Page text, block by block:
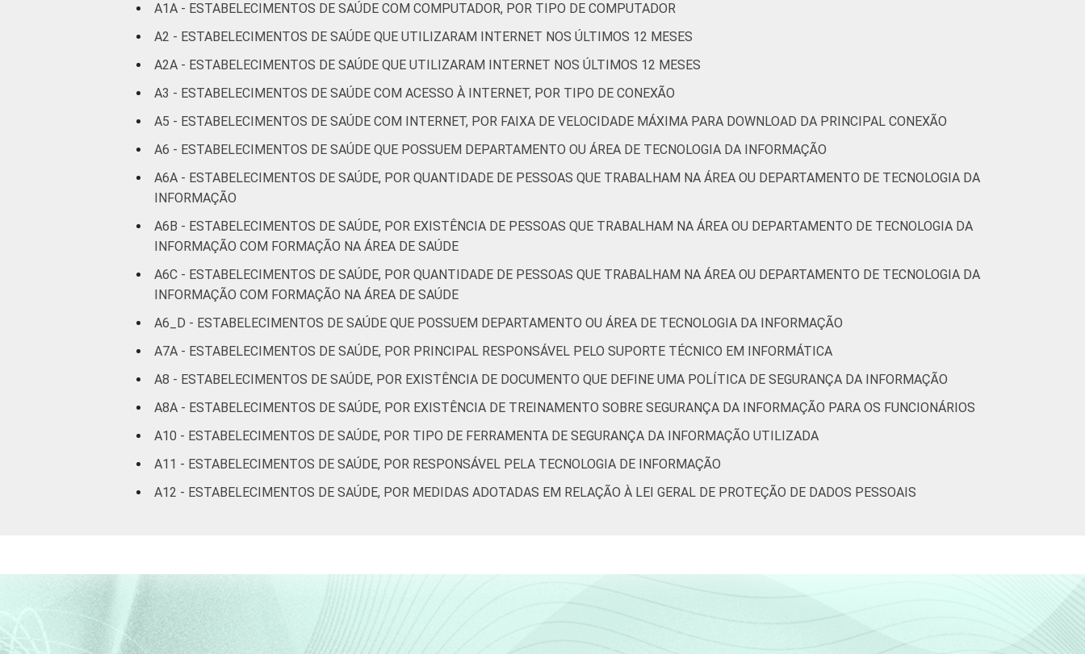
A1A - ESTABELECIMENTOS DE SAÚDE COM COMPUTADOR, POR TIPO DE COMPUTADOR
A2 - ESTABELECIMENTOS DE SAÚDE QUE UTILIZARAM INTERNET NOS ÚLTIMOS 12 MESES
A2A - ESTABELECIMENTOS DE SAÚDE QUE UTILIZARAM INTERNET NOS ÚLTIMOS 12 MESES
A3 - ESTABELECIMENTOS DE SAÚDE COM ACESSO À INTERNET, POR TIPO DE CONEXÃO
A5 - ESTABELECIMENTOS DE SAÚDE COM INTERNET, POR FAIXA DE VELOCIDADE MÁXIMA PARA DOWNLOAD DA PRINCIPAL CONEXÃO
A6 - ESTABELECIMENTOS DE SAÚDE QUE POSSUEM DEPARTAMENTO OU ÁREA DE TECNOLOGIA DA INFORMAÇÃO
A6A - ESTABELECIMENTOS DE SAÚDE, POR QUANTIDADE DE PESSOAS QUE TRABALHAM NA ÁREA OU DEPARTAMENTO DE TECNOLOGIA DA
INFORMAÇÃO
A6B - ESTABELECIMENTOS DE SAÚDE, POR EXISTÊNCIA DE PESSOAS QUE TRABALHAM NA ÁREA OU DEPARTAMENTO DE TECNOLOGIA DA
INFORMAÇÃO COM FORMAÇÃO NA ÁREA DE SAÚDE
A6C - ESTABELECIMENTOS DE SAÚDE, POR QUANTIDADE DE PESSOAS QUE TRABALHAM NA ÁREA OU DEPARTAMENTO DE TECNOLOGIA DA
INFORMAÇÃO COM FORMAÇÃO NA ÁREA DE SAÚDE
A6_D - ESTABELECIMENTOS DE SAÚDE QUE POSSUEM DEPARTAMENTO OU ÁREA DE TECNOLOGIA DA INFORMAÇÃO
A7A - ESTABELECIMENTOS DE SAÚDE, POR PRINCIPAL RESPONSÁVEL PELO SUPORTE TÉCNICO EM INFORMÁTICA
A8 - ESTABELECIMENTOS DE SAÚDE, POR EXISTÊNCIA DE DOCUMENTO QUE DEFINE UMA POLÍTICA DE SEGURANÇA DA INFORMAÇÃO
A8A - ESTABELECIMENTOS DE SAÚDE, POR EXISTÊNCIA DE TREINAMENTO SOBRE SEGURANÇA DA INFORMAÇÃO PARA OS FUNCIONÁRIOS
A10 - ESTABELECIMENTOS DE SAÚDE, POR TIPO DE FERRAMENTA DE SEGURANÇA DA INFORMAÇÃO UTILIZADA
A11 - ESTABELECIMENTOS DE SAÚDE, POR RESPONSÁVEL PELA TECNOLOGIA DE INFORMAÇÃO
A12 - ESTABELECIMENTOS DE SAÚDE, POR MEDIDAS ADOTADAS EM RELAÇÃO À LEI GERAL DE PROTEÇÃO DE DADOS PESSOAIS